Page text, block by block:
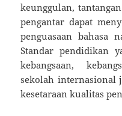
keunggulan,
pengantar dapat
penguasaan bahasa
Standar pendidikan
kebangsaan,
sekolah internasional
kesetaraan kualitas